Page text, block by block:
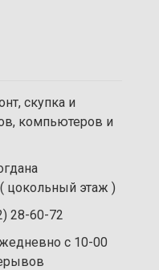
скупка и
компьютеров и
цокольный этаж )
28-60-72
с 10-00